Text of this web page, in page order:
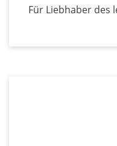
Für Liebhaber des